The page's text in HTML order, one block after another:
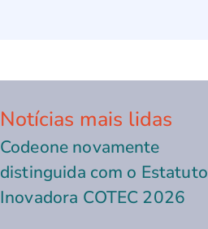
Notícias mais lidas
Codeone novamente
distinguida com o Estatuto
Inovadora COTEC 2026